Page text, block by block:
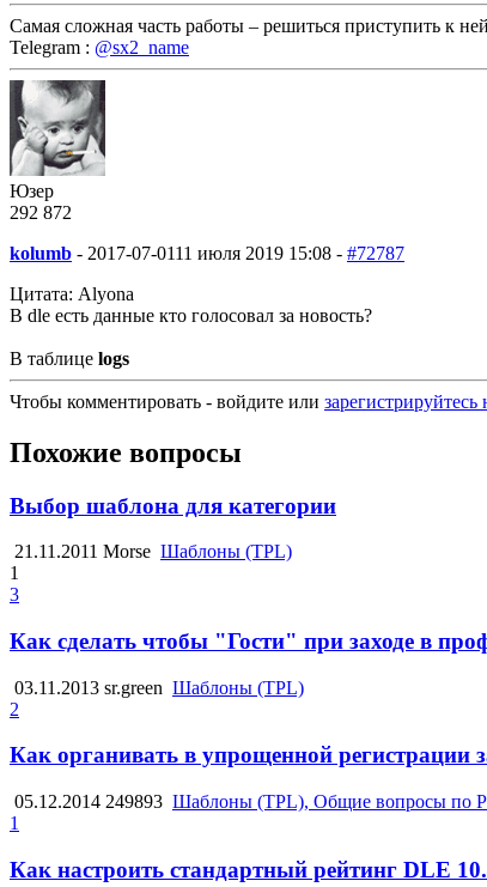
Самая сложная часть работы – решиться приступить к
Telegram : @sx2_name
Юзер
292 872
kolumb - 2017-07-0111 июля 2019 15:08 - #72787
Цитата: Alyona
В dle есть данные кто голосовал за новость?
В таблице logs
Чтобы комментировать - войдите или зарегистрируйтесь
Похожие вопросы
Выбор шаблона для категории
21.11.2011 Morse Шаблоны (TPL)
1
3
Как сделать чтобы "Гости" при заходе в
03.11.2013 sr.green Шаблоны (TPL)
2
Как органивать в упрощенной регистрации
05.12.2014 249893 Шаблоны (TPL), Общие вопросы по
1
Как настроить стандартный рейтинг DLE